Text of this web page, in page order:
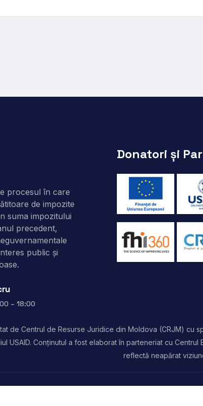
procesul în care
de impozite
suma impozitului
precedent,
public şi
– 18:00
Donatori și
de Centrul de Resurse Juridice din Moldova (CRJM) cu
USAID. Conținutul a fost elaborat în parteneriat cu
reflectă neapărat